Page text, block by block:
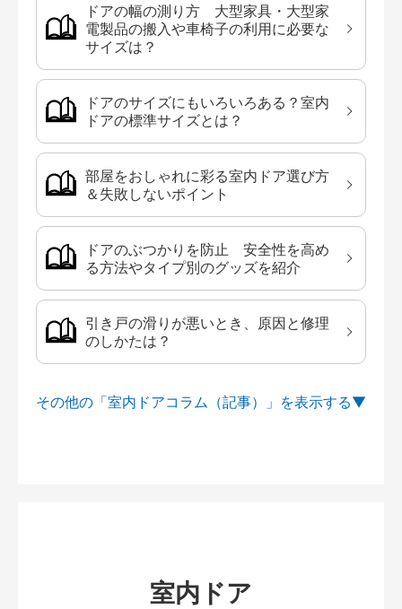
ドアの幅の測り方 大型家具・大型家
電製品の搬入や車椅子の利用に必要な
サイズは？
ドアのサイズにもいろいろある？室内
ドアの標準サイズとは？
部屋をおしゃれに彩る室内ドア選び方
＆失敗しないポイント
ドアのぶつかりを防止 安全性を高め
る方法やタイプ別のグッズを紹介
引き戸の滑りが悪いとき、原因と修理
のしかたは？
その他の「室内ドアコラム（記事）」を
室内ドア